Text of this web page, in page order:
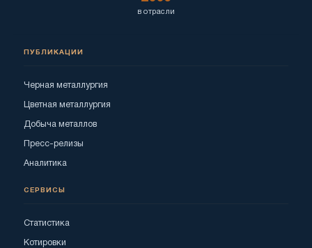
в отрасли
ПУБЛИКАЦИИ
Черная металлургия
Цветная металлургия
Добыча металлов
Пресс-релизы
Аналитика
СЕРВИСЫ
Статистика
Котировки